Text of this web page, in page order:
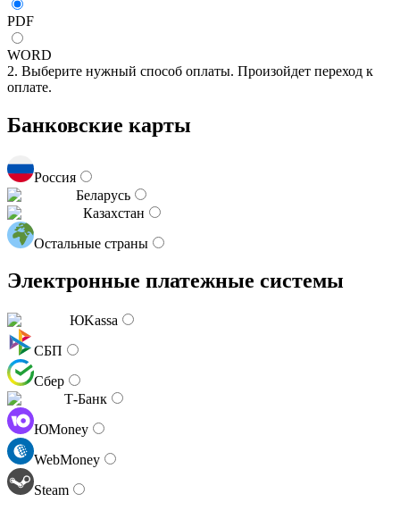
PDF
WORD
2. Выберите нужный способ оплаты. Произойдет переход к
оплате.
Банковские карты
Россия
Беларусь
Казахстан
Остальные страны
Электронные платежные системы
ЮKassa
СБП
Сбер
Т-Банк
ЮMoney
WebMoney
Steam